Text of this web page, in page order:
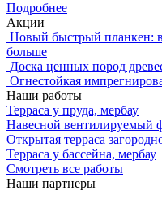
Подробнее
Акции
Новый быстрый планкен:
больше
Доска ценных пород
Огнестойкая
Наши работы
Терраса у пруда, мербау
Навесной вентилируемый
Открытая терраса
Терраса у бассейна, мербау
Смотреть все работы
Наши партнеры